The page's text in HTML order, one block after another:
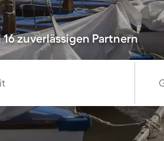
zuverlässigen Partnern